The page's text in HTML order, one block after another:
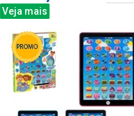
Veja mais